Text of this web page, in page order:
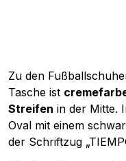
Zu den
Tasche ist
Streifen in der Mitte.
Oval mit einem
der Schriftzug